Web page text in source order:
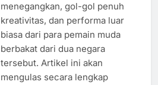
menegangkan, gol-gol penuh
kreativitas, dan performa luar
biasa dari para pemain muda
berbakat dari dua negara
tersebut. Artikel ini akan
mengulas secara lengkap